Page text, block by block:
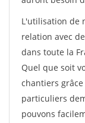
L'utilisation de
relation avec
dans toute la
Quel que soit
chantiers grâce
particuliers
pouvons